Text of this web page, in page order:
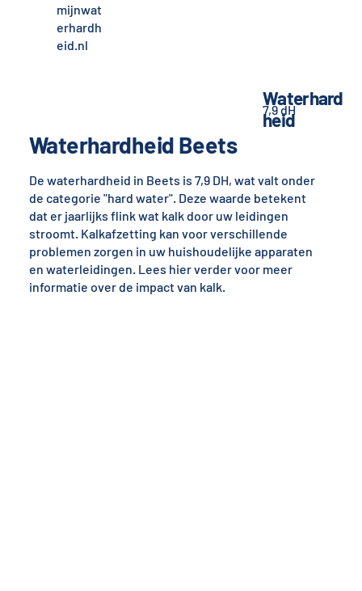
mijnwat
erhardh
eid.nl
Waterhardheid Beets
De waterhardheid in Beets is 7,9 DH, wat valt onder
de categorie "hard water". Deze waarde betekent
dat er jaarlijks flink wat kalk door uw leidingen
stroomt. Kalkafzetting kan voor verschillende
problemen zorgen in uw huishoudelijke apparaten
en waterleidingen. Lees hier verder voor meer
informatie over de impact van kalk.
Waterhard
heid
7,9 dH